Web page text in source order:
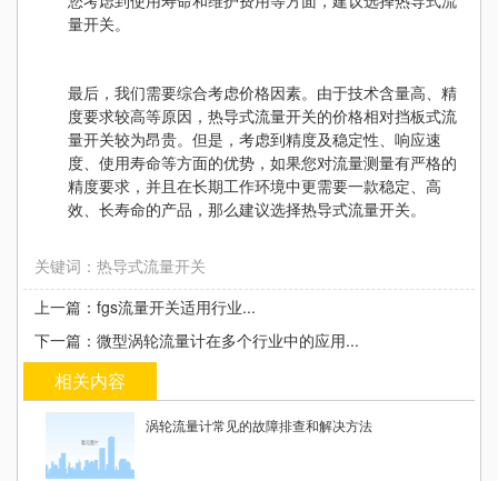
量开关。
最后，我们需要综合考虑价格因素。由于技术含量高、精
度要求较高等原因，热导式流量开关的价格相对挡板式流
量开关较为昂贵。但是，考虑到精度及稳定性、响应速
度、使用寿命等方面的优势，如果您对流量测量有严格的
精度要求，并且在长期工作环境中更需要一款稳定、高
效、长寿命的产品，那么建议选择热导式流量开关。
关键词：热导式流量开关
上一篇：fgs流量开关适用行业...
下一篇：微型涡轮流量计在多个行业中的应用...
相关内容
涡轮流量计常见的故障排查和解决方法